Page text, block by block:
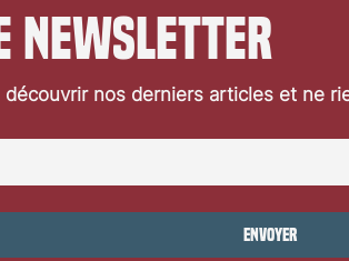
série TV
newsletter
nos derniers articles et ne
Envoyer